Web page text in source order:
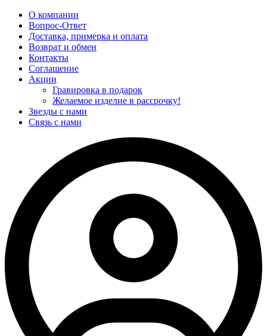
О компании
Вопрос-Ответ
Доставка, примерка и оплата
Возврат и обмен
Контакты
Соглашение
Акции
Гравировка в подарок
Желаемое изделие в рассрочку!
Звезды с нами
Связь с нами